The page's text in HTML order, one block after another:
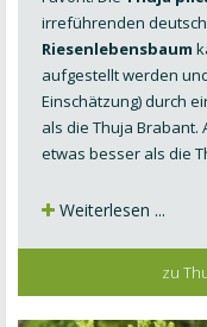
irreführenden
Riesenlebensbaum
aufgestelltwerden
Einschätzung) durch
als die Thuja Brabant.
etwas besser als die
Weiterlesen ...
zu